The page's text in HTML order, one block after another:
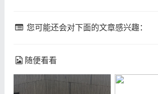
您可能还会对下面的文章感兴趣：
随便看看